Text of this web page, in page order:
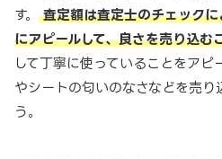
す。 査定額は査定士のチェック
にアピールして、良さを売り込む
して丁寧に使っていることをアピ
やシートの匂いのなさなどを売り
う。